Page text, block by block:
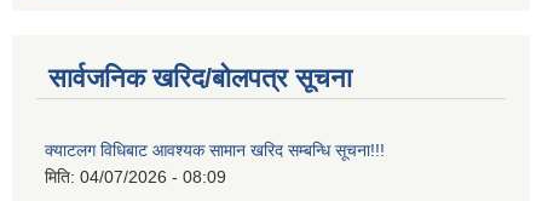
सार्वजनिक खरिद/बोलपत्र सूचना
क्याटलग विधिबाट आवश्यक सामान खरिद सम्बन्धि सूचना!!!
मिति: 04/07/2026 - 08:09